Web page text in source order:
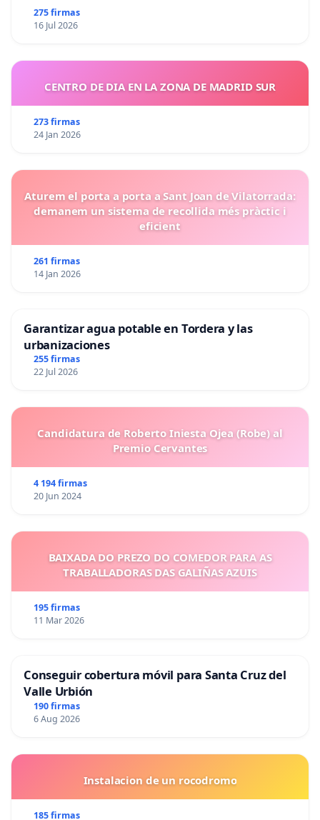
275 firmas
16 Jul 2026
CENTRO DE DIA EN LA ZONA DE MADRID SUR
273 firmas
24 Jan 2026
Aturem el porta a porta a Sant Joan de Vilatorrada:
demanem un sistema de recollida més pràctic i
eficient
261 firmas
14 Jan 2026
Garantizar agua potable en Tordera y las
urbanizaciones
255 firmas
22 Jul 2026
Candidatura de Roberto Iniesta Ojea (Robe) al
Premio Cervantes
4 194 firmas
20 Jun 2024
BAIXADA DO PREZO DO COMEDOR PARA AS
TRABALLADORAS DAS GALIÑAS AZUIS
195 firmas
11 Mar 2026
Conseguir cobertura móvil para Santa Cruz del
Valle Urbión
190 firmas
6 Aug 2026
Instalacion de un rocodromo
185 firmas